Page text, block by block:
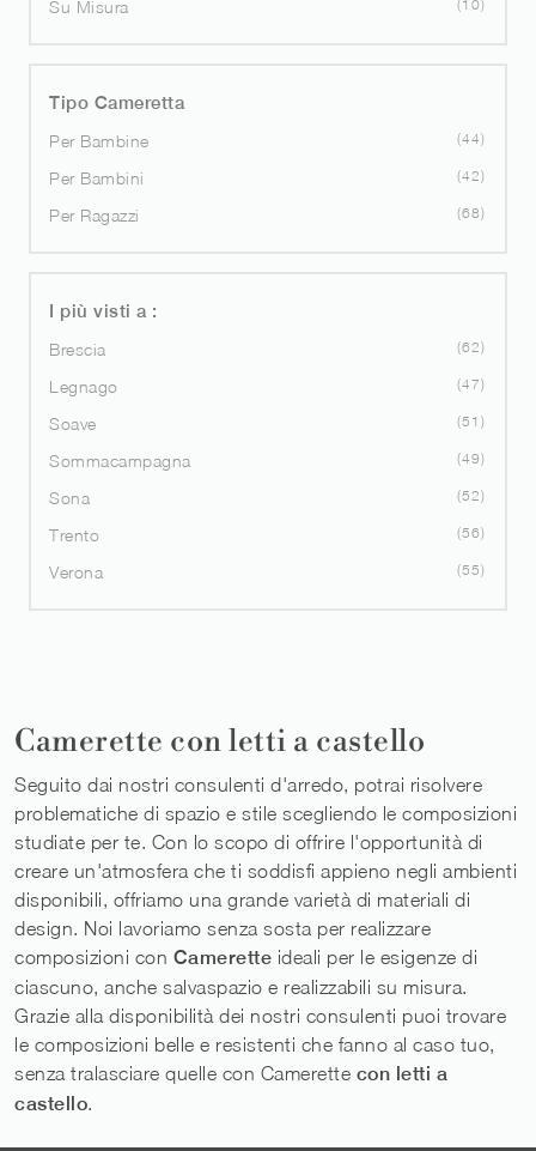
Su Misura 10
Tipo Cameretta
Per Bambine
44
Per Bambini 42
Per Ragazzi 68
I più visti a :
Brescia
62
Legnago 47
Soave 51
Sommacampagna 49
Sona 52
Trento 56
Verona 55
Camerette con letti a castello
Seguito dai nostri consulenti d'arredo, potrai risolvere
problematiche di spazio e stile scegliendo le composizioni
studiate per te. Con lo scopo di offrire l'opportunità di
creare un'atmosfera che ti soddisfi appieno negli ambienti
disponibili, offriamo una grande varietà di materiali di
design. Noi lavoriamo senza sosta per realizzare
composizioni con Camerette ideali per le esigenze di
ciascuno, anche salvaspazio e realizzabili su misura.
Grazie alla disponibilità dei nostri consulenti puoi trovare
le composizioni belle e resistenti che fanno al caso tuo,
senza tralasciare quelle con Camerette con letti a
castello.